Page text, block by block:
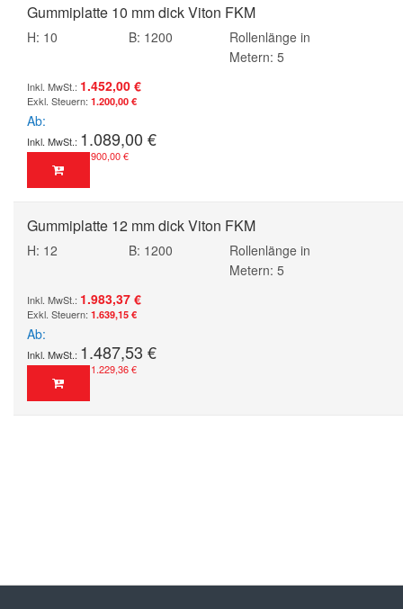
Gummiplatte 10 mm dick Viton FKM
H: 10 B: 1200
Rollenlänge in
Metern: 5
1.452,00 €
1.200,00 €
Ab
1.089,00 €
900,00 €
Gummiplatte 12 mm dick Viton FKM
H: 12 B: 1200
Rollenlänge in
Metern: 5
1.983,37 €
1.639,15 €
Ab
1.487,53 €
1.229,36 €